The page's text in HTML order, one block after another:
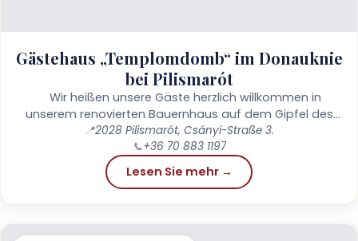
Gästehaus „Templomdomb“ im Donauknie
bei Pilismarót
Wir heißen unsere Gäste herzlich willkommen in
unserem renovierten Bauernhaus auf dem Gipfel des
Reformierten Hügels in Pilismarót, das einen herrlichen
Panoramablick bietet! Der malerischste Ort in
Pilismarót...
📍2028 Pilismarót, Csányi-Straße 3.
📞+36 70 883 1197
Lesen Sie mehr →